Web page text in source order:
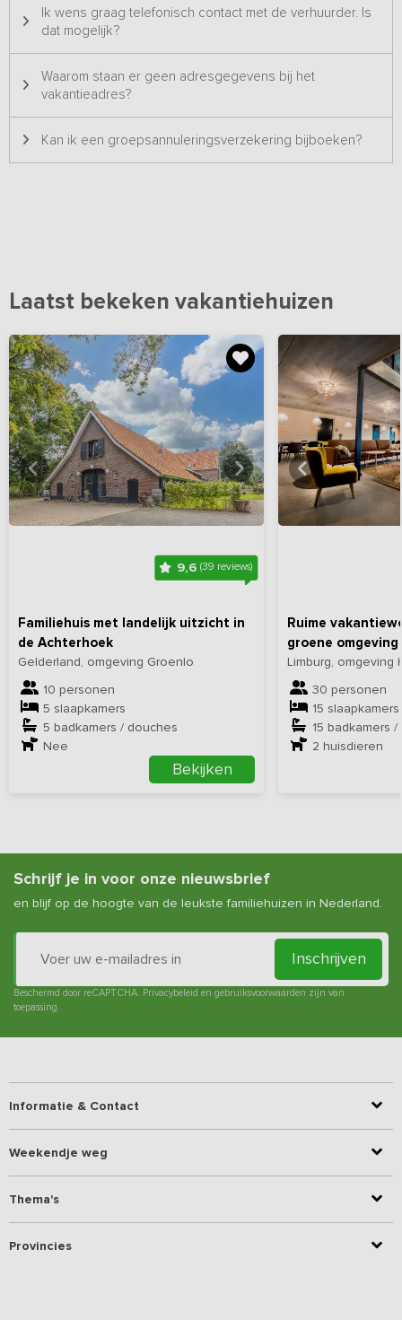
Ik wens graag telefonisch contact met de verhuurder. Is
dat mogelijk?
Waarom staan er geen adresgegevens bij het
vakantieadres?
Kan ik een groepsannuleringsverzekering bijboeken?
Laatst bekeken vakantiehuizen
9,6 (39 reviews)
Familiehuis met landelijk uitzicht in
de Achterhoek
Gelderland, omgeving Groenlo
10 personen
5 slaapkamers
5 badkamers / douches
Nee
Bekijken
Bekijkhieralle foto's
Ruime
groene omgeving
Limburg, omgeving
30 personen
15 slaapkamers
15 badkamers
2 huisdieren
Bekijk
Schrijf je in voor onze nieuwsbrief
en blijf op de hoogte van de leukste familiehuizen in Nederland.
Inschrijven
Beschermd door reCAPTCHA. Privacybeleid en gebruiksvoorwaarden zijn van
toepassing.
Informatie & Contact
Weekendje weg
Thema's
Provincies